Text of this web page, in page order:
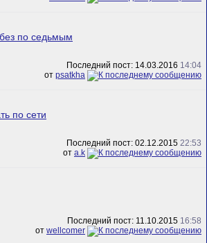
по седьмым
Последний пост: 14.03.2016 14:04
от psatkha
по сети
Последний пост: 02.12.2015 22:53
от a.k
Последний пост: 11.10.2015 16:58
от wellcomer